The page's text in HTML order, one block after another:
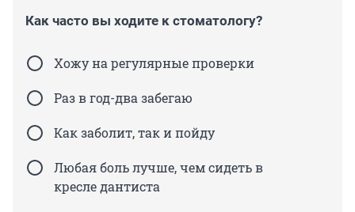
Как часто вы ходите к стоматологу?
Хожу на регулярные проверки
Раз в год-два забегаю
Как заболит, так и пойду
Любая боль лучше, чем сидеть в
кресле дантиста